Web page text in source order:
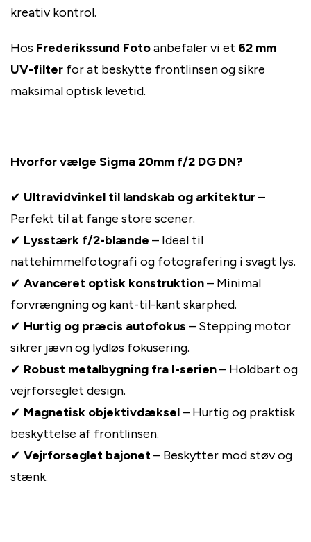
kreativ kontrol.
Hos Frederikssund Fotoanbefaler vi et 62 mm
UV-filter for at beskytte frontlinsen og sikre
maksimal optisk levetid.
Hvorfor vælge Sigma 20mm f/2 DG DN?
✔ Ultravidvinkel til landskab og arkitektur–
Perfekt til at fange store scener.
✔ Lysstærk f/2-blænde – Ideel til
nattehimmelfotografi og fotografering i svagt lys.
✔ Avanceret optisk konstruktion– Minimal
forvrængning og kant-til-kant skarphed.
✔ Hurtig og præcis autofokus – Stepping motor
sikrer jævn og lydløs fokusering.
✔ Robust metalbygning fra I-serien– Holdbart og
vejrforseglet design.
✔ Magnetisk objektivdæksel– Hurtig og praktisk
beskyttelse af frontlinsen.
✔ Vejrforseglet bajonet– Beskytter mod støv og
stænk.